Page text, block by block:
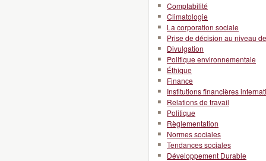
Comptabilité
Climatologie
La corporation sociale
Prise de décision au niveau
Divulgation
Politique environnementale
Éthique
Finance
Institutions financières
Relations de travail
Politique
Règlementation
Normes sociales
Tendances sociales
Développement Durable